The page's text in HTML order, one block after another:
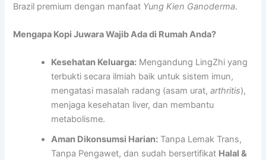
Brazil premium dengan manfaat Yung Kien Ganoderma.
Mengapa Kopi Juwara Wajib Ada di Rumah Anda?
Kesehatan Keluarga: Mengandung LingZhi yang
terbukti secara ilmiah baik untuk sistem imun,
mengatasi masalah radang (asam urat,arthritis),
menjaga kesehatan liver, dan membantu
metabolisme.
Aman Dikonsumsi Harian: Tanpa Lemak Trans,
Tanpa Pengawet, dan sudah bersertifikat Halal &